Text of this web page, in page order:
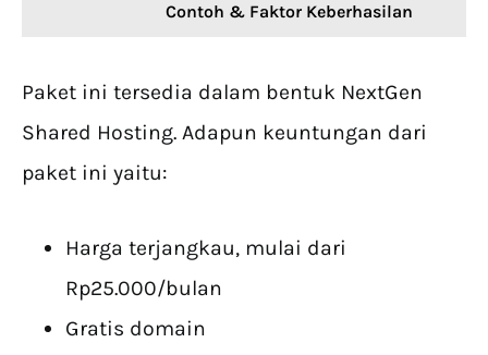
Contoh & Faktor Keberhasilan
Paket ini tersedia dalam bentuk NextGen
Shared Hosting. Adapun keuntungan dari
paket ini yaitu:
Harga terjangkau, mulai dari
Rp25.000/bulan
Gratis domain